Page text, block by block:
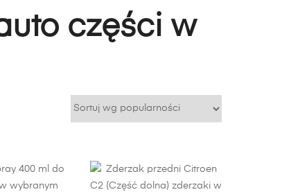
części w